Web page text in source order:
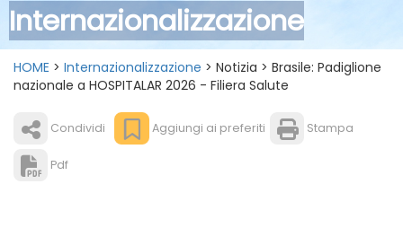
Internazionalizzazione
HOME > Internazionalizzazione > Notizia > Brasile: Padiglione
nazionale a HOSPITALAR 2026 - Filiera Salute
Condividi Aggiungi ai preferiti Stampa
Pdf